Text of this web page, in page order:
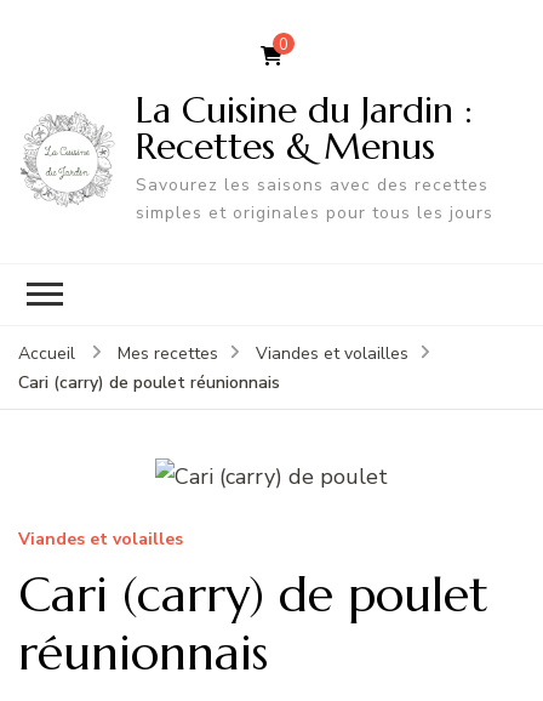
0
La Cuisine du Jardin :
Recettes & Menus
Savourez les saisons avec des recettes
simples et originales pour tous les jours
Accueil Mes recettes
Viandes et volailles
Cari (carry) de poulet réunionnais
Viandes et volailles
Cari (carry) de poulet
réunionnais